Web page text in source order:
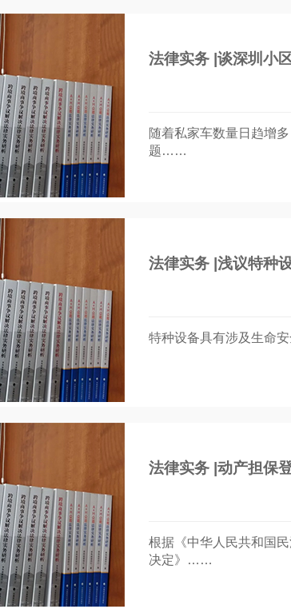
法律实务 |谈深圳小
随着私家车数量日趋增
题……
法律实务 |浅议特种
特种设备具有涉及生命
法律实务 |动产担保
根据《中华人民共和国
决定》……